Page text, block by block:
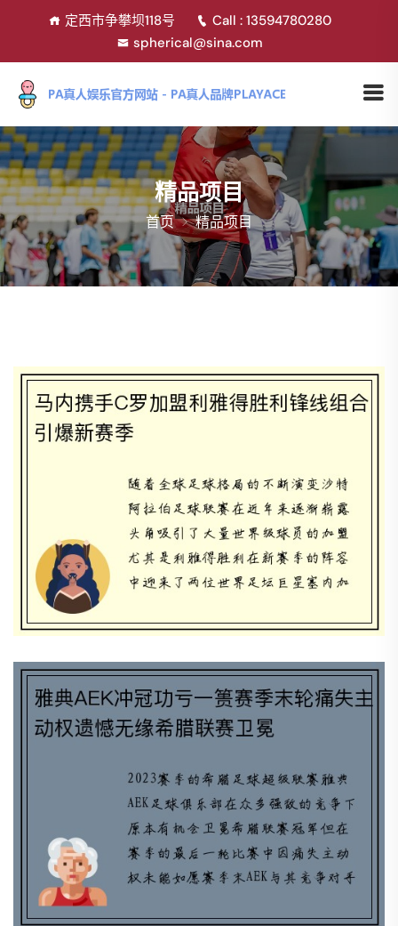
定西市争攀坝118号
Call : 13594780280
spherical@sina.com
精品项目
首页 精品项目